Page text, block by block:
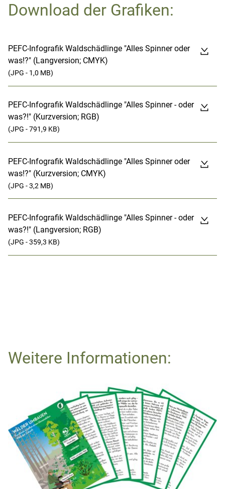
Download der Grafiken:
PEFC-Infografik Waldschädlinge "Alles Spinner oder
was!?" (Langversion; CMYK)
(JPG - 1,0 MB)
PEFC-Infografik Waldschädlinge "Alles Spinner - oder
was?!" (Kurzversion; RGB)
(JPG - 791,9 KB)
PEFC-Infografik Waldschädlinge "Alles Spinner oder
was!?" (Kurzversion; CMYK)
(JPG - 3,2 MB)
PEFC-Infografik Waldschädlinge "Alles Spinner - oder
was?!" (Langversion; RGB)
(JPG - 359,3 KB)
Weitere Informationen: